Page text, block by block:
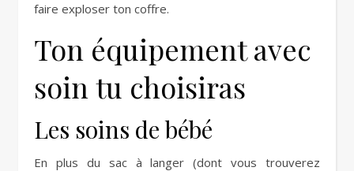
faire exploser ton coffre.
Ton équipement avec
soin tu choisiras
Les soins de bébé
En plus du sac à langer (dont vous trouverez